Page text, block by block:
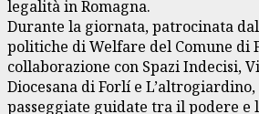
legalità in Romagna.
Durante la giornata, patrocinata
politiche di Welfare del Comune di
collaborazione con Spazi Indecisi,
Diocesana di Forlí e
passeggiate guidate tra il podere e